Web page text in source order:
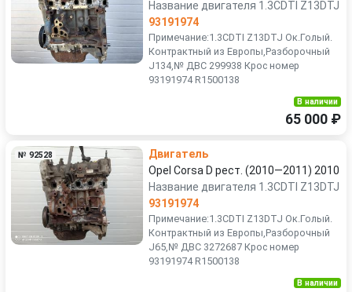
Название двигателя 1.3CDTI Z13DTJ
93191974
Примечание:1.3CDTI Z13DTJ Ок.Голый.
Контрактный из Европы,Разборочный
J134,№ ДВС 299938 Крос номер
93191974 R1500138
В наличии
65 000 ₽
№ 92528
Двигатель
Opel Corsa D рест. (2010—2011) 2010
Название двигателя 1.3CDTI Z13DTJ
93191974
Примечание:1.3CDTI Z13DTJ Ок.Голый.
Контрактный из Европы,Разборочный
J65,№ ДВС 3272687 Крос номер
93191974 R1500138
В наличии